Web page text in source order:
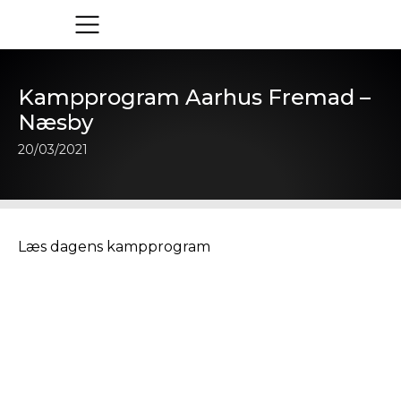
Kampprogram Aarhus Fremad –
Næsby
20/03/2021
Læs dagens kampprogram